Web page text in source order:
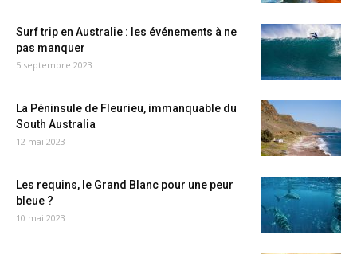
Surf trip en Australie : les événements à ne
pas manquer
5 septembre 2023
La Péninsule de Fleurieu, immanquable du
South Australia
12 mai 2023
Les requins, le Grand Blanc pour une peur
bleue ?
10 mai 2023